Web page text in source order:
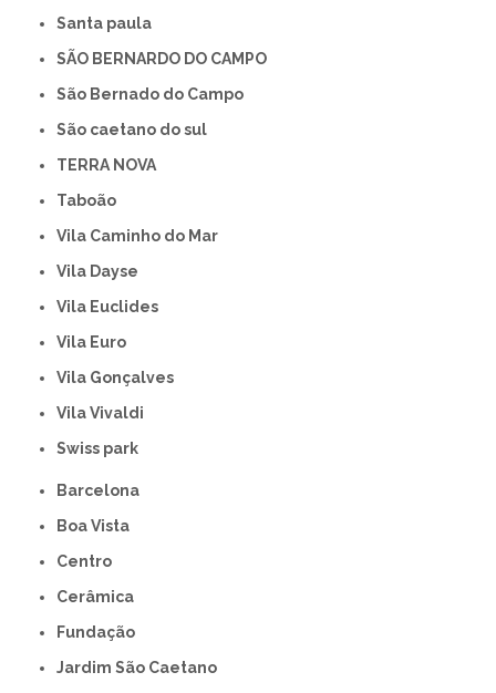
Santa paula
SÃO BERNARDO DO CAMPO
São Bernado do Campo
São caetano do sul
TERRA NOVA
Taboão
Vila Caminho do Mar
Vila Dayse
Vila Euclides
Vila Euro
Vila Gonçalves
Vila Vivaldi
swiss park
Barcelona
Boa Vista
Centro
Cerâmica
Fundação
Jardim São Caetano